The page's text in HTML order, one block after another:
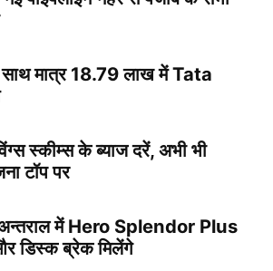
मात्र 18.79 लाख में Tata
स्कीम्स के ब्याज दरें, अभी भी
टॉप पर
में Hero Splendor Plus
डिस्क ब्रेक मिलेंगे